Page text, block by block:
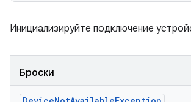
Инициализируйте подключение
Броски